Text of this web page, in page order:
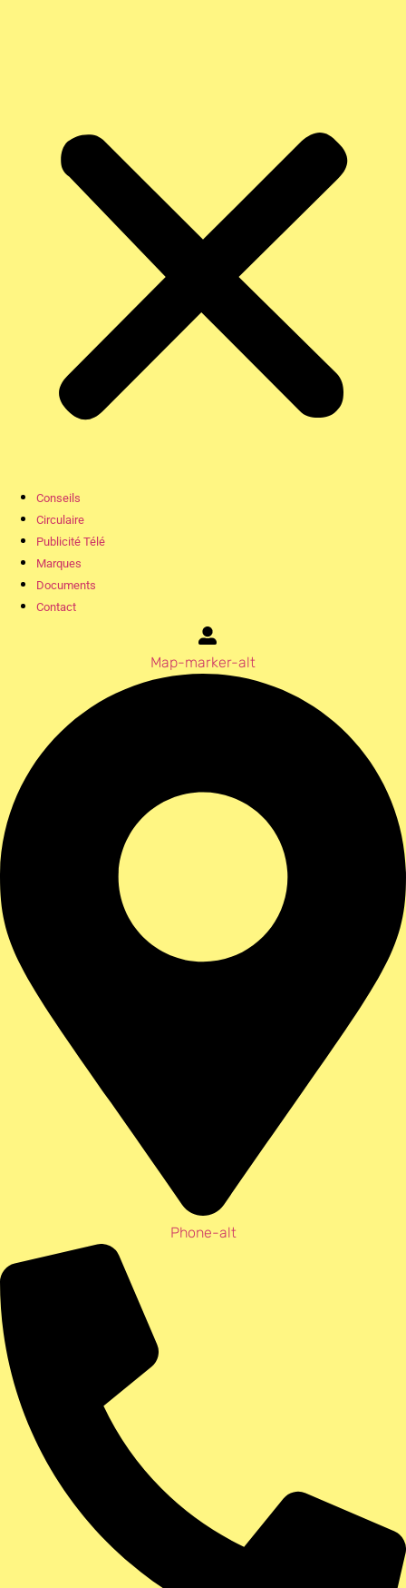
Conseils
Circulaire
Publicité Télé
Marques
Documents
Contact
Map-marker-alt
Phone-alt